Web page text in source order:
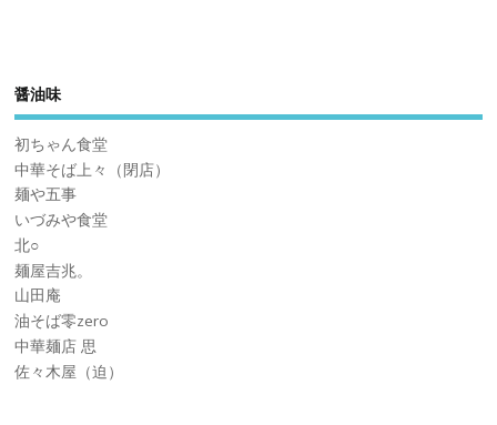
醤油味
初ちゃん食堂
中華そば上々（閉店）
麺や五事
いづみや食堂
北○
麺屋吉兆。
山田庵
油そば零zero
中華麺店 思
佐々木屋（迫）